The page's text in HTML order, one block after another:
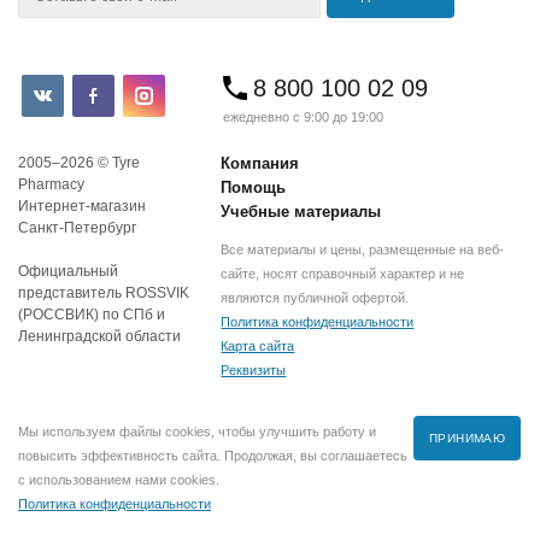
8 800 100 02 09
ежедневно с 9:00 до 19:00
2005–2026 © Tyre
Pharmacy
Интернет-магазин
Санкт-Петербург
Официальный
представитель ROSSVIK
(РОССВИК) по СПб и
Ленинградской области
Компания
Помощь
Учебные материалы
Все материалы и цены, размещенные на веб-
сайте, носят справочный характер и не
являются публичной офертой.
Политика конфиденциальности
Карта сайта
Реквизиты
Мы используем файлы cookies, чтобы улучшить работу и
повысить эффективность сайта. Продолжая, вы соглашаетесь
с использованием нами cookies.
Политика конфиденциальности
ПРИНИМАЮ